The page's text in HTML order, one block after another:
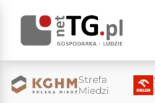
Strefa
Miedzi